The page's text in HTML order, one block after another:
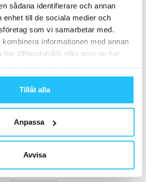
sådana identifierare och annan
enhet till de sociala medier och
som vi samarbetar med.
informationen med annan
har tillhandahållit eller som de har
Tillåt alla
Anpassa
Avvisa
gruppträning och att driva
gym
01-28
Academy – satsning från Wondr ska
gym bli mer...
e-handelsjätten Sportproffsen.se
i Sverige
och WellTech Labs/Twiik i strategiskt